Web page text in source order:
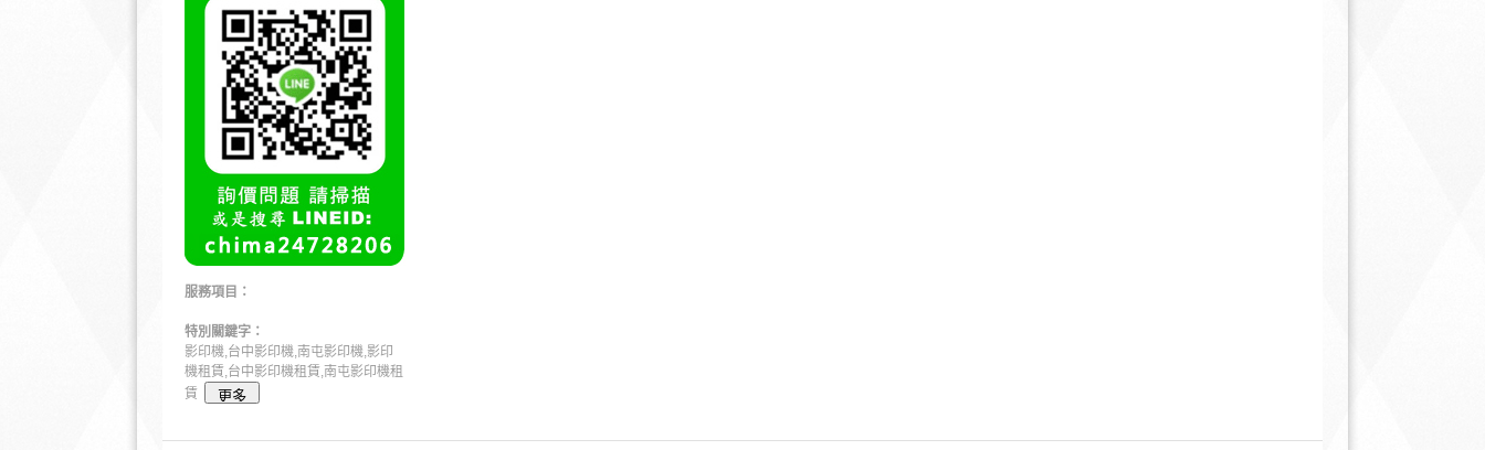
服務項目：
特別關鍵字：
影印機,台中影印機,南屯影印機,影印
機租賃,台中影印機租賃,南屯影印機租
賃